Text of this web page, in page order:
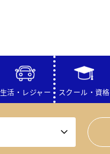
生活・レジャー スクール・資格